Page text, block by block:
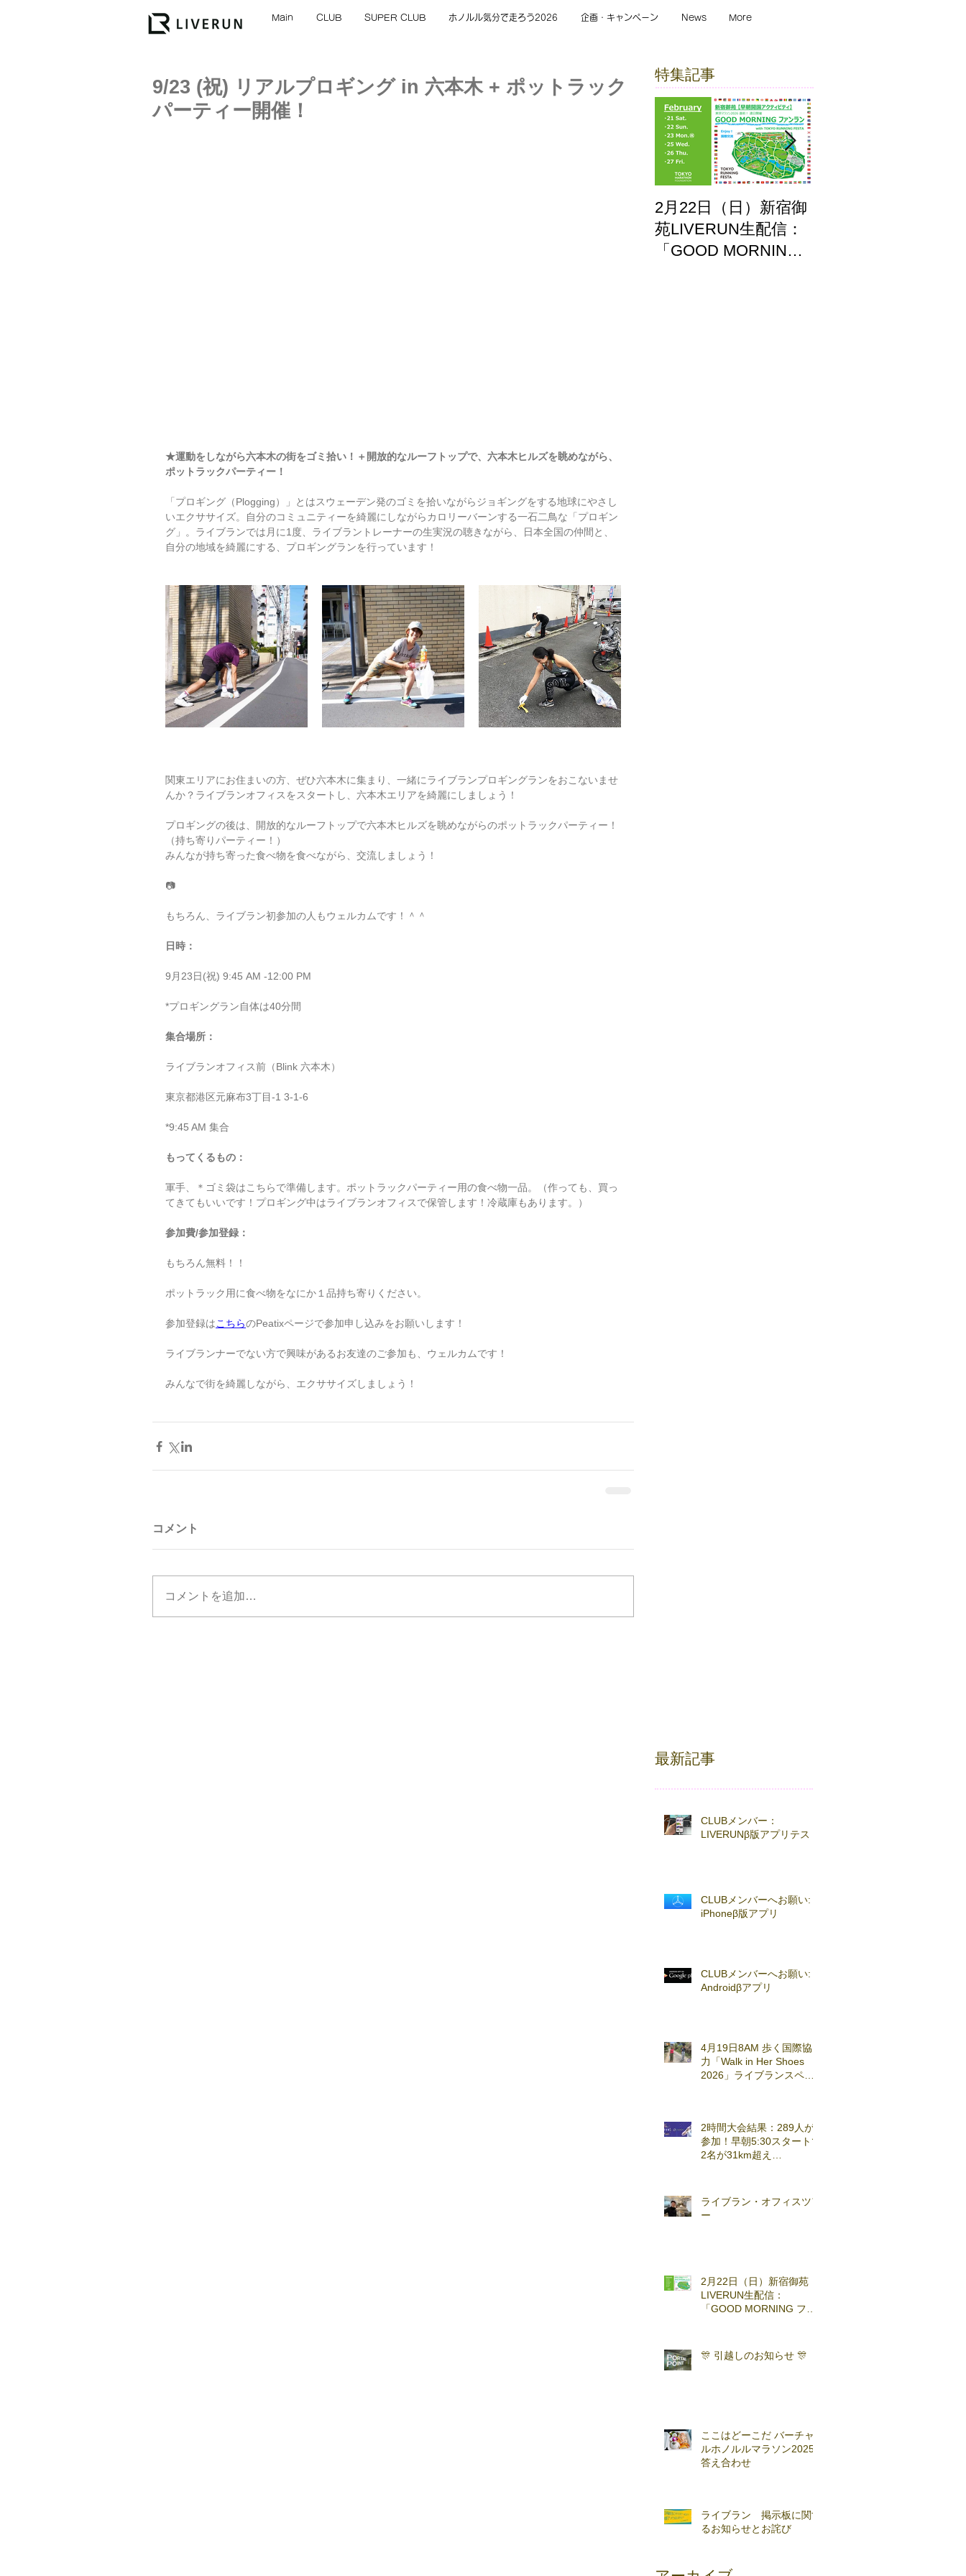
Main CLUB SUPER CLUB ホノルル気分で走ろう2026 企画・キャンペーン News More
9/23 (祝) リアルプロギング in 六本木 + ポットラック
パーティー開催！
★運動をしながら六本木の街をゴミ拾い！＋開放的なルーフトップで、六本木ヒルズを眺めながら、
ポットラックパーティー！
「プロギング（Plogging）」とはスウェーデン発のゴミを拾いながらジョギングをする地球にやさし
いエクササイズ。自分のコミュニティーを綺麗にしながらカロリーバーンする一石二鳥な「プロギン
グ」。ライブランでは月に1度、ライブラントレーナーの生実況の聴きながら、日本全国の仲間と、
自分の地域を綺麗にする、プロギングランを行っています！
関東エリアにお住まいの方、ぜひ六本木に集まり、一緒にライブランプロギングランをおこないませ
んか？ライブランオフィスをスタートし、六本木エリアを綺麗にしましょう！
プロギングの後は、開放的なルーフトップで六本木ヒルズを眺めながらのポットラックパーティー！
（持ち寄りパーティー！）
みんなが持ち寄った食べ物を食べながら、交流しましょう！
📷
もちろん、ライブラン初参加の人もウェルカムです！＾＾
日時：
9月23日(祝) 9:45 AM -12:00 PM
*プロギングラン自体は40分間
集合場所：
ライブランオフィス前（Blink 六本木）
東京都港区元麻布3丁目-1 3-1-6
*9:45 AM 集合
もってくるもの：
軍手、＊ゴミ袋はこちらで準備します。ポットラックパーティー用の食べ物一品。（作っても、買っ
てきてもいいです！プロギング中はライブランオフィスで保管します！冷蔵庫もあります。）
参加費/参加登録：
もちろん無料！！
ポットラック用に食べ物をなにか１品持ち寄りください。
参加登録はこちらのPeatixページで参加申し込みをお願いします！
ライブランナーでない方で興味があるお友達のご参加も、ウェルカムです！
みんなで街を綺麗しながら、エクササイズしましょう！
コメント
コメントを追加…
特集記事
2月22日（日）新宿御
苑LIVERUN生配信：
「GOOD MORNING
最新記事
CLUBメンバー：
LIVERUNβ版アプリテスト
CLUBメンバーへお願い:
iPhoneβ版アプリ
CLUBメンバーへお願い:
Androidβアプリ
4月19日8AM 歩く国際協
力「Walk in Her Shoes
2026」ライブランスペシ
2時間大会結果：289人が
参加！早朝5:30スタートで
2名が31km超え
ライブラン・オフィスツア
ー
2月22日（日）新宿御苑
LIVERUN生配信：
「GOOD MORNING ファ
🎊 引越しのお知らせ 🎊
ここはどーこだ バーチャ
ルホノルルマラソン2025
答え合わせ
ライブラン 掲示板に関す
るお知らせとお詫び